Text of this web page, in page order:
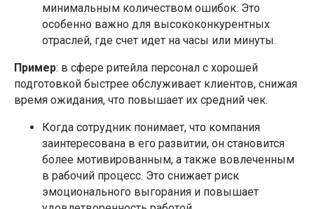
минимальным количеством ошибок. Это
особенно важно для высококонкурентных
отраслей, где счет идет на часы или минуты.
Пример: в сфере ритейла персонал с хорошей
подготовкой быстрее обслуживает клиентов, снижая
время ожидания, что повышает их средний чек.
Когда сотрудник понимает, что компания
заинтересована в его развитии, он становится
более мотивированным, а также вовлеченным
в рабочий процесс. Это снижает риск
эмоционального выгорания и повышает